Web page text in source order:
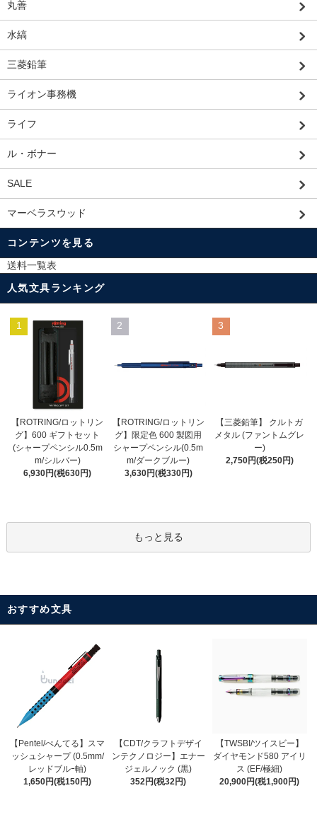
丸善
水縞
三菱鉛筆
ライオン事務機
ライフ
ル・ボナー
SALE
マーベラスウッド
コンテンツを見る
送料一覧表
人気文具ランキング
1
【ROTRING/ロットリン
グ】600 ギフトセット
(シャープペンシル0.5m
m/シルバー)
6,930円(税630円)
2
【ROTRING/ロットリン
グ】限定色 600 製図用
シャープペンシル(0.5m
m/ダークブルー)
3,630円(税330円)
3
【三菱鉛筆】 クルトガ
メタル (ファントムグレ
ー)
2,750円(税250円)
もっと見る
おすすめ文具
【Pentel/ぺんてる】スマ
ッシュシャープ (0.5mm/
レッドブルｰ軸)
1,650円(税150円)
【CDT/クラフトデザイ
ンテクノロジー】エナー
ジェルノック (黒)
352円(税32円)
【TWSBI/ツイスビー】
ダイヤモンド580 アイリ
ス (EF/極細)
20,900円(税1,900円)